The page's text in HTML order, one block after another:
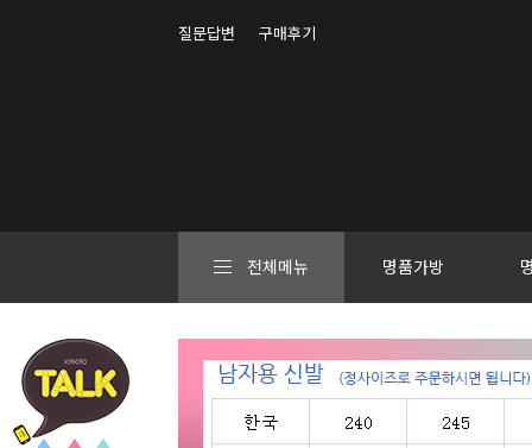
질문답변 구매후기
전체메뉴 명품가방